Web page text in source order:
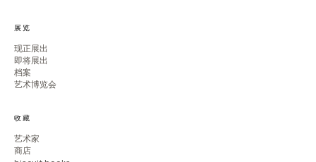
展览
现正展出
即将展出
档案
艺术博览会
收藏
艺术家
商店